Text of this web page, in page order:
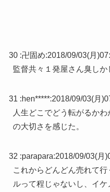
30 :卍固め:2018/09/03(月
監督共々１発屋さん臭しか
31 :hen*****:2018/09/03(月
人生どこでどう転がるか
の大切さを感じた。
32 :parapara:2018/09/03(月
これからどんどん売れて
ルって程じゃないし、イ